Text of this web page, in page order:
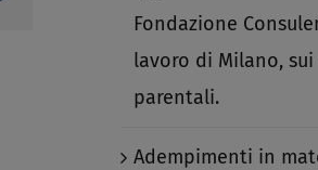
Fondazione
lavoro di Milano,
parentali.​
Adempimenti in